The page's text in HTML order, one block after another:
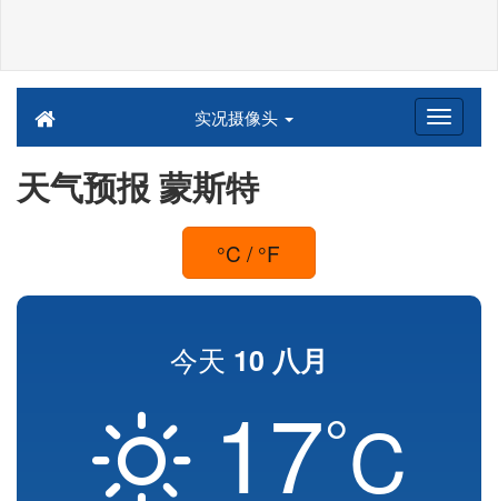
实况摄像头
天气预报 蒙斯特
°C / °F
今天 10 八月
17°C